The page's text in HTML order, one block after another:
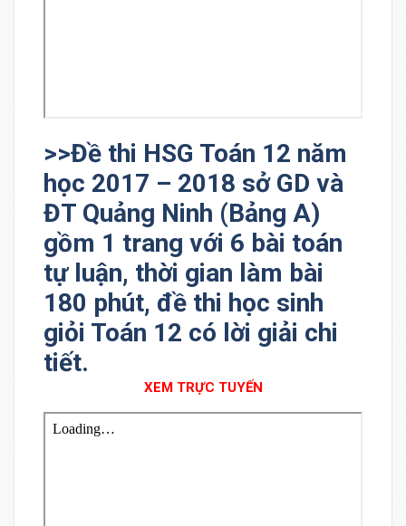
>>Đề thi HSG Toán 12 năm
học 2017 – 2018 sở GD và
ĐT Quảng Ninh (Bảng A)
gồm 1 trang với 6 bài toán
tự luận, thời gian làm bài
180 phút, đề thi học sinh
giỏi Toán 12 có lời giải chi
tiết.
XEM TRỰC TUYẾN